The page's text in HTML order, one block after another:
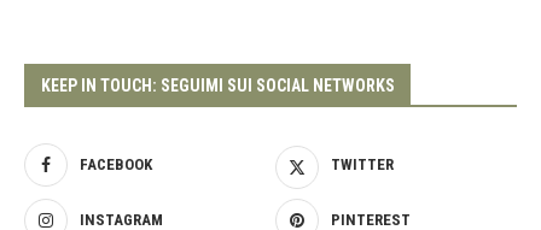
KEEP IN TOUCH: SEGUIMI SUI SOCIAL NETWORKS
FACEBOOK TWITTER
INSTAGRAM PINTEREST